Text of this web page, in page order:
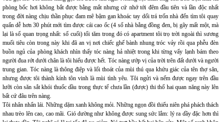
phòng bốc hơi không bắt được bằng mắt nhưng cứ nhớ tới đêm đầu tiên và lần độc nhất
trong đời nàng chịu thần phục đam mê bậm gan khoác tay dối trá trốn nhà đến tìm tôi quay
quẩn dễ hơn 30 phút mới tìm được cái cao ốc (4 số nhà bằng đồng đen, bị gãy mất một, mà
lại là số quan trọng nhất: số cuối) tối tăm trong đó có apartment tôi trọ trời ngoài thì sương
muối tiêu còn trong này khi đã an vị nơi chiếc ghế bành nhung tróc vảy rồi qua phễu đèn
buồn ngủ của phòng khách nhìn thấy tóc nàng hả nhiệt trong khi từng vẩy lạnh bám theo
người đua rớt dưới chân là tôi hiểu được hết. Tóc nàng ướp vị của trời trên đất dưới và người
trung gian. Tóc nàng là thông điệp và lối thoát của mùi thú qua khứu giác của tên thợ săn,
nhưng được tôi thành kính tôn vinh là mùi tình yêu. Tôi ngửi và nếm được ngay trên đầu
lưỡi còn săn sắt khói thuốc dầu trong thực tế chưa lần (được) thi thố hai quan năng này lên
bất cứ đâu trên nàng.
Tôi nhân nhẩn lái. Những dặm xanh không mỏi. Những ngọn đồi thiếu niên phá phách thách
nhau trèo lên cao, cao mãi. Gió dường như không được sung sức lắm: lý ra dầy đặc hơn thì